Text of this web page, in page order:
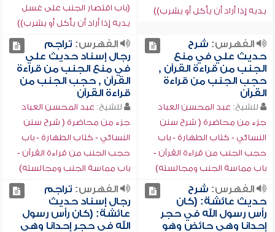
يديه إذا أراد أن يأكل أو يشرب))
(باب اقتصار الجنب على غسل
يديه إذا أراد أن يأكل أو يشرب))
الفهرس: شرح
حديث علي في منع
الجنب من قراءة القرآن ,
حجب الجنب من قراءة
القرآن
للشيخ: عبد المحسن العباد
جزء من محاضرة ( شرح سنن
النسائي - كتاب الطهارة - باب
حجب الجنب من قراءة القرآن -
باب مماسة الجنب ومجالسته)
الفهرس: تراجم
رجال إسناد حديث علي
في منع الجنب من قراءة
القرآن , حجب الجنب من
قراءة القرآن
للشيخ: عبد المحسن العباد
جزء من محاضرة ( شرح سنن
النسائي - كتاب الطهارة - باب
حجب الجنب من قراءة القرآن -
باب مماسة الجنب ومجالسته)
الفهرس: شرح
حديث عائشة: (كان
رأس رسول الله في حجر
إحدانا وهي حائض وهو
الفهرس: تراجم
رجال إسناد حديث
عائشة: (كان رأس رسول
الله في حجر إحدانا وهي